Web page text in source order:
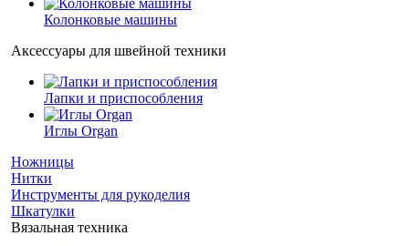
Колонковые машины
Аксессуары для швейной техники
Лапки и приспособления
Иглы Organ
Ножницы
Нитки
Инструменты для рукоделия
Шкатулки
Вязальная техника